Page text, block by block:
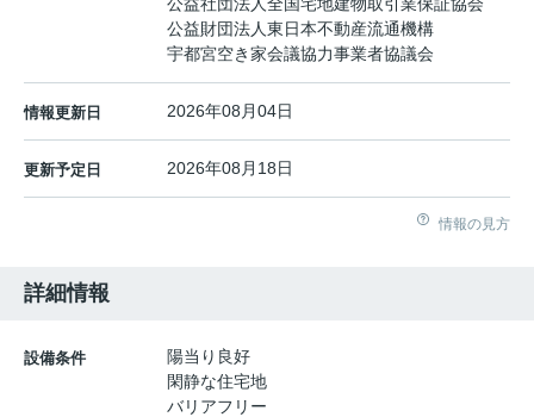
公益財団法人東日本不動産流通機構
宇都宮空き家会議協力事業者協議会
情報更新日 2026年08月04日
更新予定日 2026年08月18日
情報の見方
詳細情報
設備条件
陽当り良好
閑静な住宅地
バリアフリー